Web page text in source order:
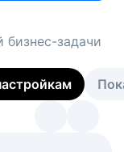
бизнес-задачи